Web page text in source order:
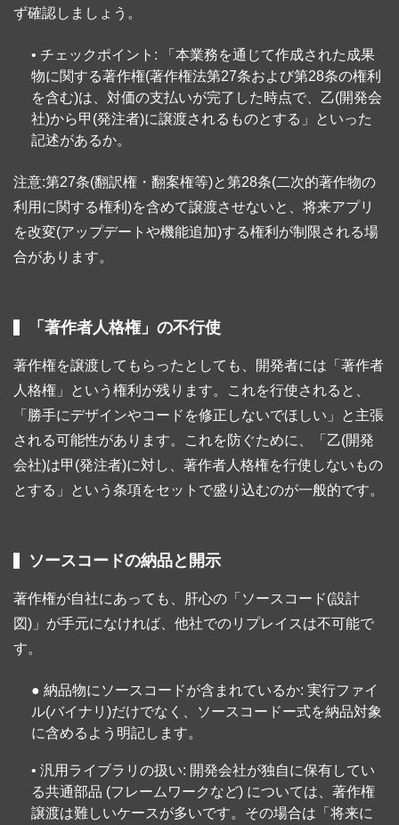
ず確認しましょう。
• チェックポイント: 「本業務を通じて作成された成果
物に関する著作権(著作権法第27条および第28条の権利
を含む)は、対価の支払いが完了した時点で、乙(開発会
社)から甲(発注者)に譲渡されるものとする」といった
記述があるか。
注意:第27条(翻訳権・翻案権等)と第28条(二次的著作物の
利用に関する権利)を含めて譲渡させないと、将来アプリ
を改変(アップデートや機能追加)する権利が制限される場
合があります。
「著作者人格権」の不行使
著作権を譲渡してもらったとしても、開発者には「著作者
人格権」という権利が残ります。これを行使されると、
「勝手にデザインやコードを修正しないでほしい」と主張
される可能性があります。これを防ぐために、「乙(開発
会社)は甲(発注者)に対し、著作者人格権を行使しないもの
とする」という条項をセットで盛り込むのが一般的です。
ソースコードの納品と開示
著作権が自社にあっても、肝心の「ソースコード(設計
図)」が手元になければ、他社でのリプレイスは不可能で
す。
● 納品物にソースコードが含まれているか: 実行ファイ
ル(バイナリ)だけでなく、ソースコードー式を納品対象
に含めるよう明記します。
• 汎用ライブラリの扱い: 開発会社が独自に保有してい
る共通部品 (フレームワークなど) については、著作権
譲渡は難しいケースが多いです。その場合は「将来に